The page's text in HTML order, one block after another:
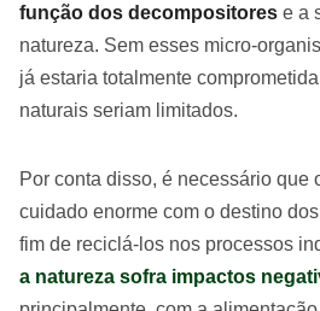
função dos decompositores e a
natureza. Sem esses micro-
já estaria totalmente
naturais seriam limitados.
Por conta disso, é necessário que
cuidado enorme com o destino
fim de reciclá-los nos processos
a natureza sofra impactos